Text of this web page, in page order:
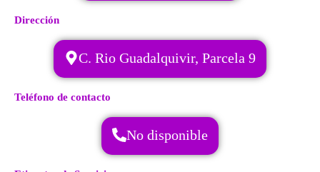
Dirección
C. Rio Guadalquivir, Parcela 9
Teléfono de contacto
No disponible